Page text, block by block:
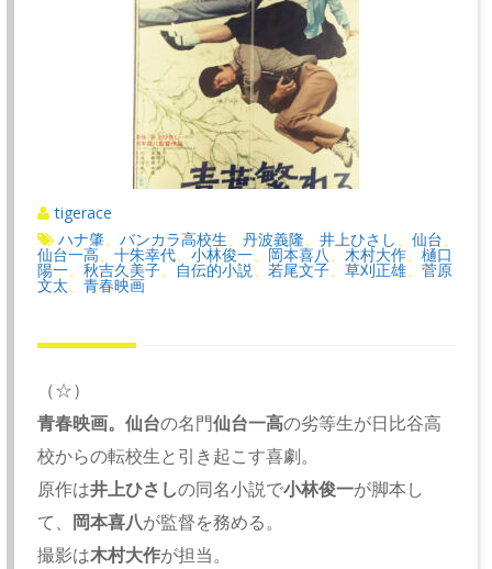
tigerace
ハナ肇 、バンカラ高校生 、丹波義隆 、井上ひさし 、仙台
仙台一高 、十朱幸代 、小林俊一 岡本喜八 木村大作 、樋口
陽一 、秋吉久美子 自伝的小説 、若尾文子 、草刈正雄 、菅原
文太 、青春映画
（☆）
青春映画。仙台の名門仙台一高の劣等生が日比谷高
校からの転校生と引き起こす喜劇。
原作は井上ひさしの同名小説で小林俊一が脚本し
て、 岡本喜八が監督を務める。
撮影は木村大作が担当。